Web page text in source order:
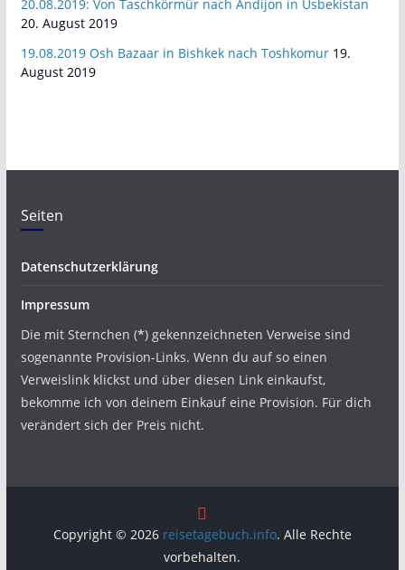
20.08.2019: Von Taschkörmür nach Andijon in Usbekistan
20. August 2019
19.08.2019 Osh Bazaar in Bishkek nach Toshkomur 19.
August 2019
Seiten
Datenschutzerklärung
Impressum
Die mit Sternchen (*) gekennzeichneten Verweise sind
sogenannte Provision-Links. Wenn du auf so einen
Verweislink klickst und über diesen Link einkaufst,
bekomme ich von deinem Einkauf eine Provision. Für dich
verändert sich der Preis nicht.
Copyright © 2026 reisetagebuch.info. Alle Rechte
vorbehalten.